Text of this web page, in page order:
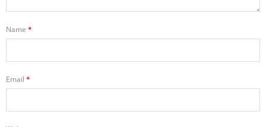
Name *
Email *